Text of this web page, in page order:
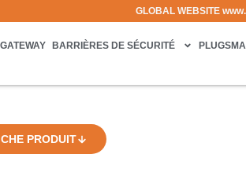
GLOBAL WEBSITE
GATEWAY BARRIÈRES DE SÉCURITÉ
PRODUIT